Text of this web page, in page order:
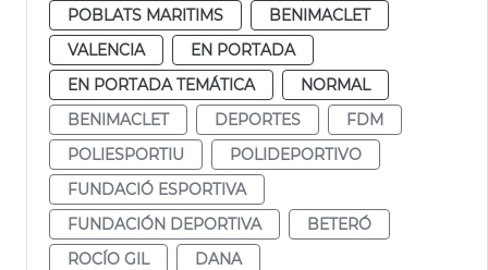
POBLATS MARITIMS
BENIMACLET
VALENCIA
EN PORTADA
EN PORTADA TEMÁTICA
NORMAL
BENIMACLET
DEPORTES
FDM
POLIESPORTIU
POLIDEPORTIVO
FUNDACIÓ ESPORTIVA
FUNDACIÓN DEPORTIVA
BETERÓ
ROCÍO GIL
DANA